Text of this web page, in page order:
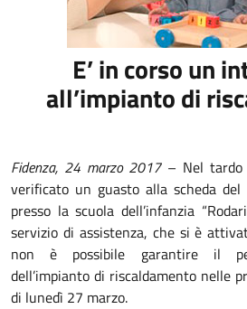
E’ in corso un
all’impianto di
Fidenza, 24 marzo 2017– Nel tardo
verificato un guasto alla scheda
presso la scuola dell’infanzia
servizio di assistenza, che si è
non è possibile garantire il
dell’impianto di riscaldamento nelle
di lunedì 27 marzo.